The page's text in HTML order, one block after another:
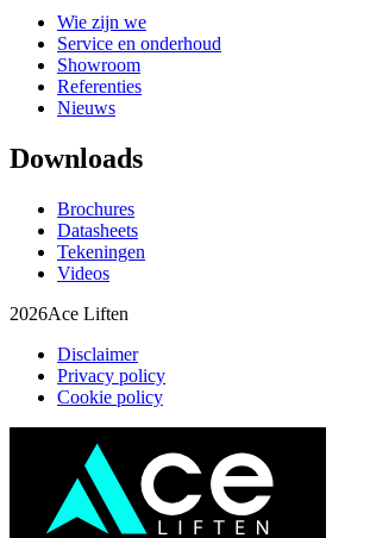
Wie zijn we
Service en onderhoud
Showroom
Referenties
Nieuws
Downloads
Brochures
Datasheets
Tekeningen
Videos
2026Ace Liften
Disclaimer
Privacy policy
Cookie policy